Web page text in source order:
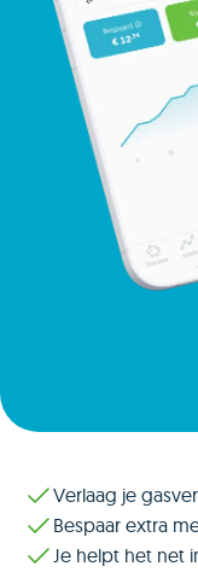
Verlaag je
Bespaar extra
Je helpt het net